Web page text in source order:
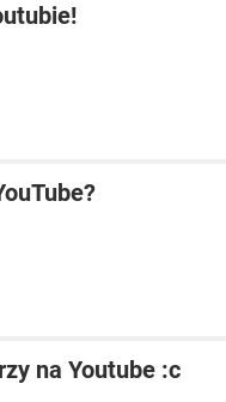
na Youtube :c